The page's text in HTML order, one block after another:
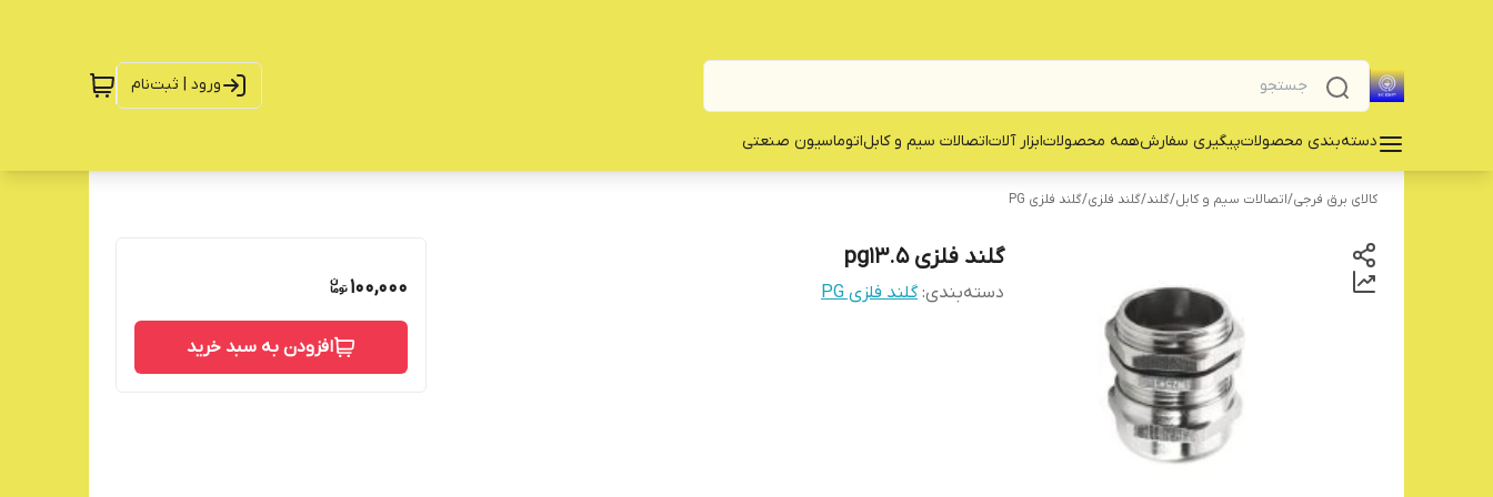
ورود | ثبت‌نام
دسته‌بندی محصولاتپیگیری سفارشهمه محصولات‌ابزار آلاتاتصالات سیم و کابلاتوماسیون صنعتی
کالای برق فرجی/اتصالات سیم و کابل/گلند/گلند فلزی/گلند فلزی PG
گلند فلزی pg13.5
دسته‌بندی:گلند فلزی PG 100,000
افزودن به سبد خرید